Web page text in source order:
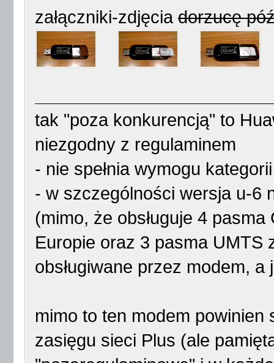
załączniki-zdjęcia dorzucę
tak "poza konkurencją" to
niezgodny z regulaminem
- nie spełnia wymogu
- w szczególności wersja u-6
(mimo, że obsługuje 4
Europie oraz 3 pasma UMTS
obsługiwane przez modem,
mimo to ten modem powinien
zasięgu sieci Plus (ale